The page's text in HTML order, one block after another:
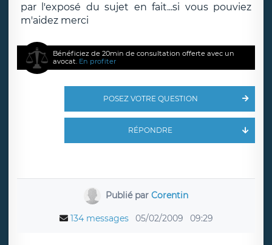
par l'exposé du sujet en fait...si vous pouviez
m'aidez merci
Bénéficiez de 20min de consultation offerte avec un
avocat. En profiter
POSEZ VOTRE QUESTION
RÉPONDRE
Publié par Corentin
134 messages 05/02/2009 09:29